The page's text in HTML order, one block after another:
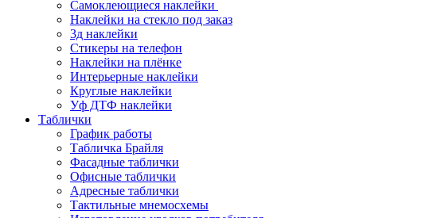
Самоклеющиеся наклейки
Наклейки на стекло под заказ
3д наклейки
Cтикеры на телефон
Наклейки на плёнке
Интерьерные наклейки
Круглые наклейки
Уф ДТФ наклейки
Таблички
График работы
Табличка Брайля
Фасадные таблички
Офисные таблички
Адресные таблички
Тактильные мнемосхемы